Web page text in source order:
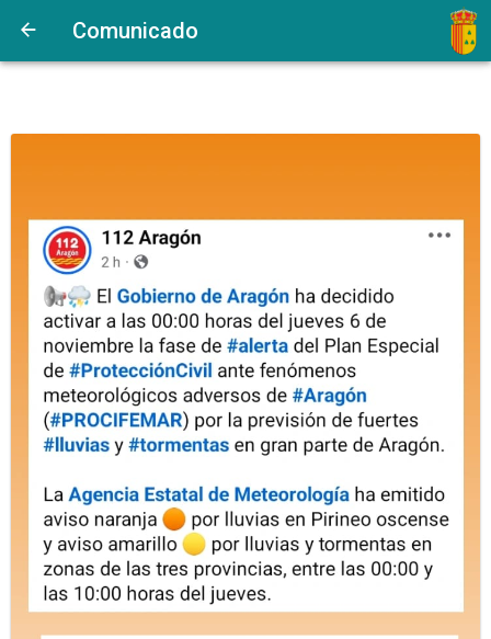
Comunicado